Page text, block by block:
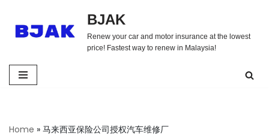
Skip
BJAK
Renew your car and motor insurance at the lowest
price! Fastest way to renew in Malaysia!
Home » 马来西亚保险公司授权汽车维修厂